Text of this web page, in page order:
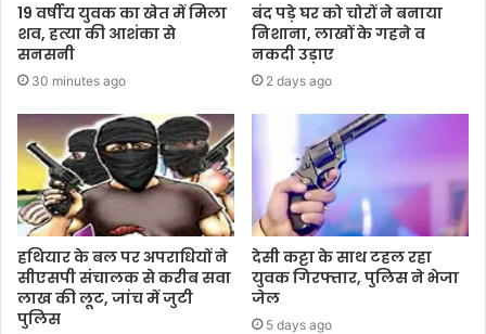
19 वर्षीय युवक का खेत में मिला
शव, हत्या की आशंका से
सनसनी
30 minutes ago
बंद पड़े घर को चोरों ने बनाया
निशाना, लाखों के गहने व
नकदी उड़ाए
2 days ago
हथियार के बल पर अपराधियों ने
सीएसपी संचालक से करीब सवा
लाख की लूट, जांच में जुटी
पुलिस
देसी कट्टा के साथ टहल रहा
युवक गिरफ्तार, पुलिस ने भेजा
जेल
5 days ago